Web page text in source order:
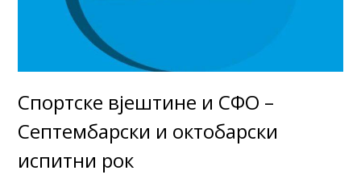
Спортске вјештине и СФО –
Септембарски и октобарски
испитни рок